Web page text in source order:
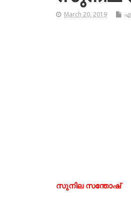
March 20, 2019
സുനില സന്തോഷ്